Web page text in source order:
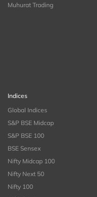
Muhurat Trading
Indices
Global Indices
S&P BSE Midcap
S&P BSE 100
BSE Sensex
Nifty Midcap 100
Nifty Next 50
Nifty 100